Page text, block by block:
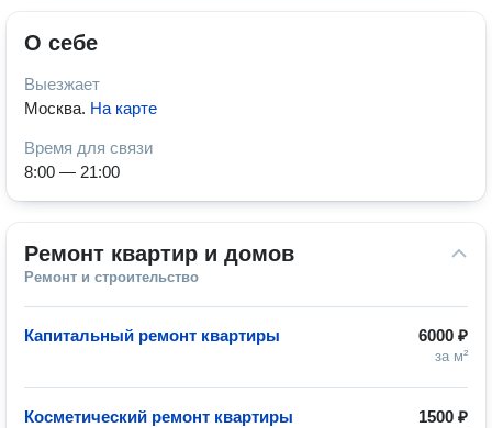
О себе
Выезжает
Москва. На карте
Время для связи
8:00 — 21:00
Ремонт квартир и домов
Ремонт и строительство
6000 ₽
за м²
Капитальный ремонт квартиры
1500 ₽
Косметический ремонт квартиры